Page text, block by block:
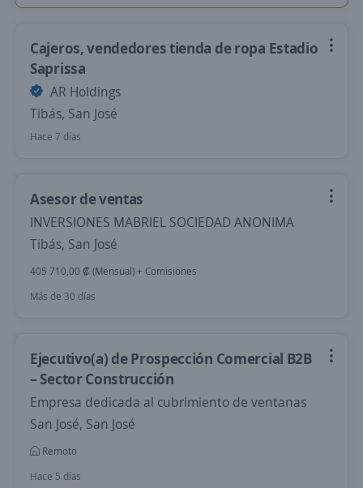
Cajeros, vendedores tienda de ropa Estadio
Saprissa
AR Holdings
Tibás, San José
Hace 7 días
Asesor de ventas
INVERSIONES MABRIEL SOCIEDAD ANONIMA
Tibás, San José
405 710,00 ₡ (Mensual) + Comisiones
Más de 30 días
Ejecutivo(a) de Prospección Comercial B2B
– Sector Construcción
Empresa dedicada al cubrimiento de ventanas
San José, San José
Remoto
Hace 5 días